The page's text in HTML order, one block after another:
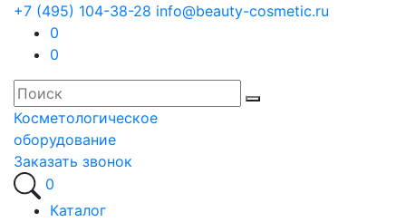
+7 (495) 104-38-28 info@beauty-cosmetic.ru
0
0
Косметологическое
оборудование
Заказать звонок
0
Каталог